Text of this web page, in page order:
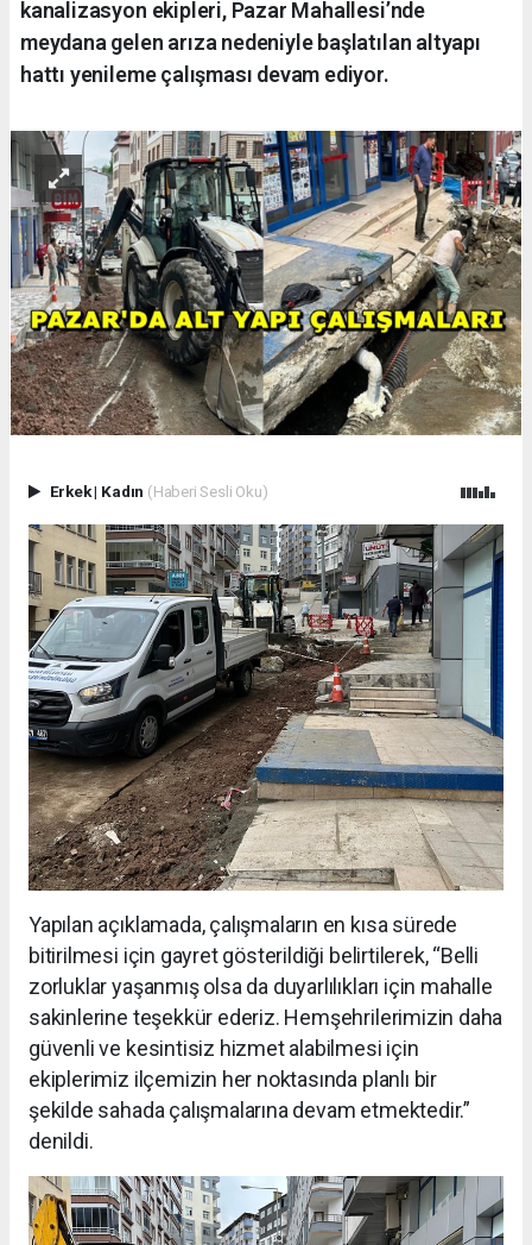
kanalizasyon ekipleri, Pazar Mahallesi’nde
meydana gelen arıza nedeniyle başlatılan altyapı
hattı yenileme çalışması devam ediyor.
Erkek| Kadın (Haberi Sesli Oku)
Yapılan açıklamada, çalışmaların en kısa sürede
bitirilmesi için gayret gösterildiği belirtilerek, “Belli
zorluklar yaşanmış olsa da duyarlılıkları için mahalle
sakinlerine teşekkür ederiz. Hemşehrilerimizin daha
güvenli ve kesintisiz hizmet alabilmesi için
ekiplerimiz ilçemizin her noktasında planlı bir
şekilde sahada çalışmalarına devam etmektedir.”
denildi.